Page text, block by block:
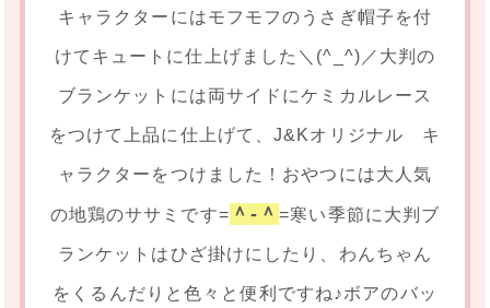
キャラクターにはモフモフのうさぎ帽子を付
けてキュートに仕上げました＼(^_^)／大判の
ブランケットには両サイドにケミカルレース
をつけて上品に仕上げて、J&Kオリジナル キ
ャラクターをつけました！おやつには大人気
の地鶏のササミです= ＾-＾=寒い季節に大判ブ
ランケットはひざ掛けにしたり、わんちゃん
をくるんだりと色々と便利ですね♪ボアのバッ